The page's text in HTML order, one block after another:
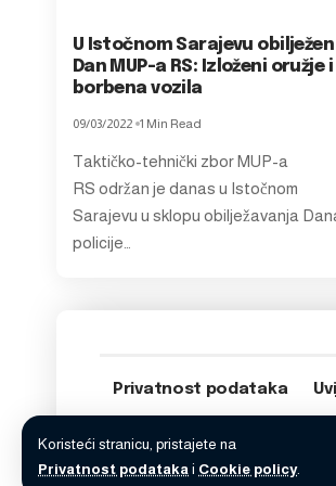
Koristeći stranicu, pristajete na
Privatnost podataka i Cookie policy.
U Istočnom Sarajevu obilježen
Dan MUP-a RS: Izloženi oružje i
borbena vozila
09/03/2022 1 Min Read
Taktičko-tehnički zbor MUP-a
RS održan je danas u Istočnom
Sarajevu u sklopu obilježavanja
policije…
Privatnost podataka